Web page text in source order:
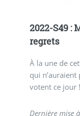
2022-S49 :
regrets
À la une de
qui
votent ce jour
Dernière mise